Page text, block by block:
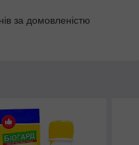
за домовленістю